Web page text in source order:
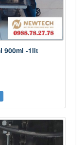
900ml -1lit